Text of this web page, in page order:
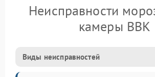
Неисправности
камеры BBK
Виды неисправностей